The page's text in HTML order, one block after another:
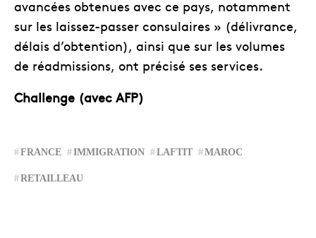
avancées obtenues avec ce pays, notamment
sur les laissez-passer consulaires » (délivrance,
délais d’obtention), ainsi que sur les volumes
de réadmissions, ont précisé ses services.
Challenge (avec AFP)
FRANCE IMMIGRATION LAFTIT MAROC
RETAILLEAU